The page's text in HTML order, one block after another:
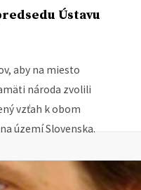
Ústavu
aby na miesto
národa zvolili
vzťah k obom
území Slovenska.